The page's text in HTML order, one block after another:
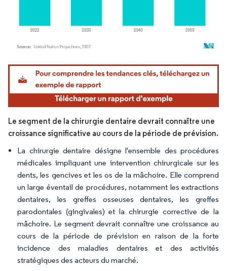
Image © Mordor Intelligence. La réutilisation nécessite une attribution sous CC BY
Le segment de la chirurgie dentaire devrait connaître une
croissance significative au cours de la période de prévision.
La chirurgie dentaire désigne l'ensemble des procédures
médicales impliquant une intervention chirurgicale sur les
dents, les gencives et les os de la mâchoire. Elle comprend
un large éventail de procédures, notamment les extractions
dentaires, les greffes osseuses dentaires, les greffes
parodontales (gingivales) et la chirurgie corrective de la
mâchoire. Le segment devrait connaître une croissance au
cours de la période de prévision en raison de la forte
incidence des maladies dentaires et des activités
stratégiques des acteurs du marché.